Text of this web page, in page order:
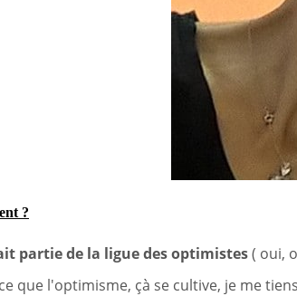
?
partie de la ligue des optimistes( oui,
que l'optimisme, çà se cultive, je me